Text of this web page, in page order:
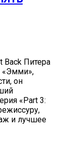
Back Питера
«Эмми»,
он
«Part 3:
и лучшее